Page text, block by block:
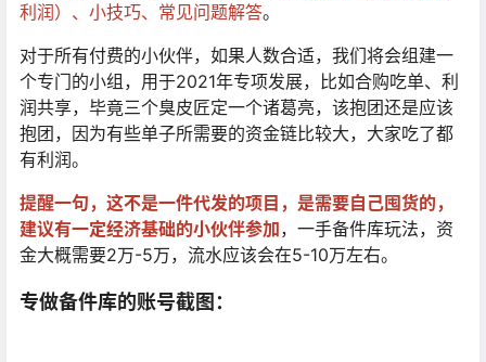
利润）、小技巧、常见问题解答。
对于所有付费的小伙伴，如果人数合适，我们将会组建一
个专门的小组，用于2021年专项发展，比如合购吃单、利
润共享，毕竟三个臭皮匠定一个诸葛亮，该抱团还是应该
抱团，因为有些单子所需要的资金链比较大，大家吃了都
有利润。
提醒一句，这不是一件代发的项目，是需要自己囤货的，
建议有一定经济基础的小伙伴参加，一手备件库玩法，资
金大概需要2万-5万，流水应该会在5-10万左右。
专做备件库的账号截图：